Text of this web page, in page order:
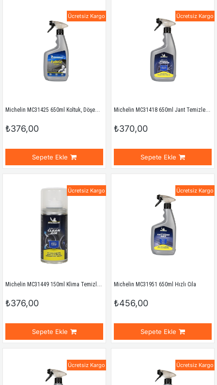
Michelin MC31425 650ml Koltuk, Döşeme, Halı Temizleyici ve Leke Sökücü Sprey
₺376,00
Sepete Ekle
Ücretsiz Kargo
Michelin MC31418 650ml Jant Temizleyici Sprey
₺370,00
Sepete Ekle
Ücretsiz Kargo
Michelin MC31449 150ml Klima Temizleyici Sprey
₺376,00
Sepete Ekle
Ücretsiz Kargo
Michelin MC31951 650ml Hızlı Cila
₺456,00
Sepete Ekle
Ücretsiz Kargo
Ücretsiz Kargo Ücretsiz Kargo